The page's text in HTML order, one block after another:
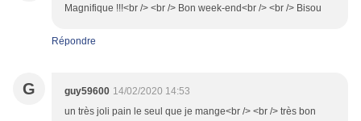
Magnifique !!!<br /> <br /> Bon week-end<br /> <br /> Bisou
Répondre
G guy59600 14/02/2020 14:53
un très joli pain le seul que je mange<br /> <br /> très bon